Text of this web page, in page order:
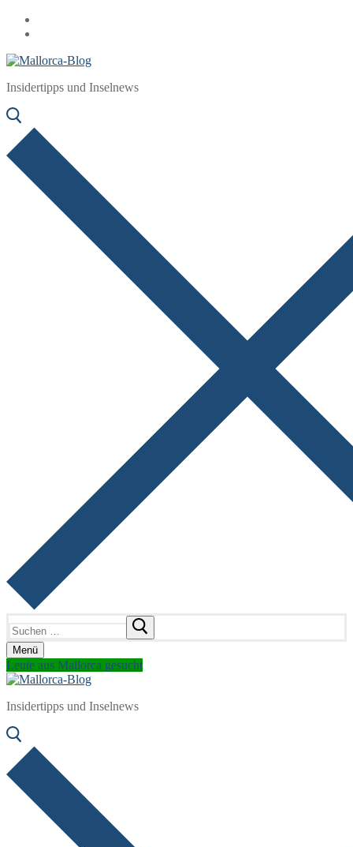
Zum
Inhalt
Menü
Schließen
Insidertipps und Inselnews
nach:
Menü
Leute aus Mallorca gesucht
Insidertipps und Inselnews